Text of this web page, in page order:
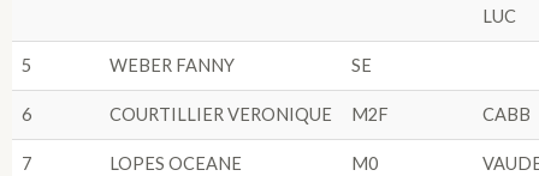
LUC
5 WEBER FANNY SE
6 COURTILLIER VERONIQUE M2F CABB
7 LOPES OCEANE M0